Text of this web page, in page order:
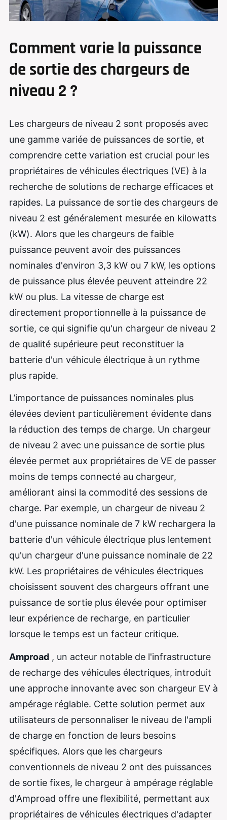
Comment varie la puissance
de sortie des chargeurs de
niveau 2 ?
Les chargeurs de niveau 2 sont proposés avec
une gamme variée de puissances de sortie, et
comprendre cette variation est crucial pour les
propriétaires de véhicules électriques (VE) à la
recherche de solutions de recharge efficaces et
rapides. La puissance de sortie des chargeurs de
niveau 2 est généralement mesurée en kilowatts
(kW). Alors que les chargeurs de faible
puissance peuvent avoir des puissances
nominales d'environ 3,3 kW ou 7 kW, les options
de puissance plus élevée peuvent atteindre 22
kW ou plus. La vitesse de charge est
directement proportionnelle à la puissance de
sortie, ce qui signifie qu'un chargeur de niveau 2
de qualité supérieure peut reconstituer la
batterie d'un véhicule électrique à un rythme
plus rapide.
L’importance de puissances nominales plus
élevées devient particulièrement évidente dans
la réduction des temps de charge. Un chargeur
de niveau 2 avec une puissance de sortie plus
élevée permet aux propriétaires de VE de passer
moins de temps connecté au chargeur,
améliorant ainsi la commodité des sessions de
charge. Par exemple, un chargeur de niveau 2
d'une puissance nominale de 7 kW rechargera la
batterie d'un véhicule électrique plus lentement
qu'un chargeur d'une puissance nominale de 22
kW. Les propriétaires de véhicules électriques
choisissent souvent des chargeurs offrant une
puissance de sortie plus élevée pour optimiser
leur expérience de recharge, en particulier
lorsque le temps est un facteur critique.
Amproad , un acteur notable de l'infrastructure
de recharge des véhicules électriques, introduit
une approche innovante avec son chargeur EV à
ampérage réglable. Cette solution permet aux
utilisateurs de personnaliser le niveau de l'ampli
de charge en fonction de leurs besoins
spécifiques. Alors que les chargeurs
conventionnels de niveau 2 ont des puissances
de sortie fixes, le chargeur à ampérage réglable
d'Amproad offre une flexibilité, permettant aux
propriétaires de véhicules électriques d'adapter